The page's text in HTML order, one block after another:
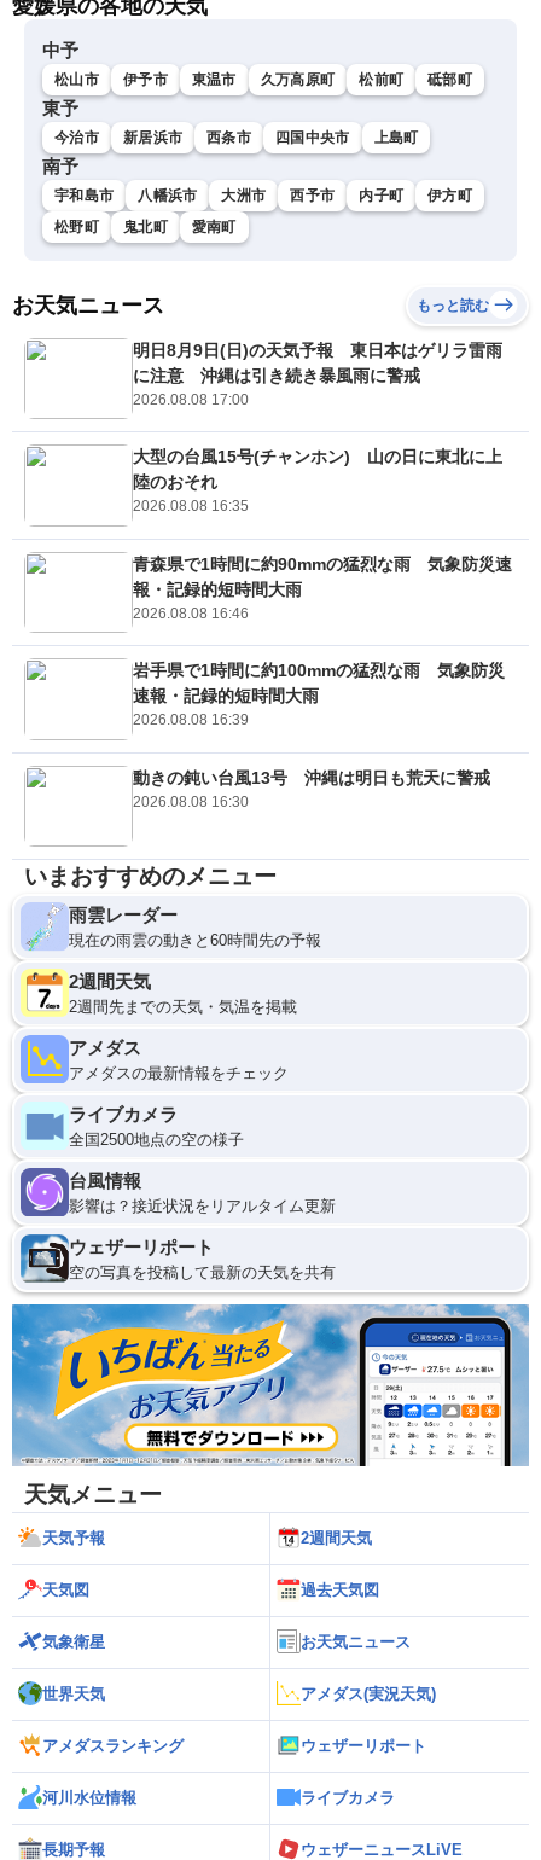
愛媛県の各地の天気
中予
松山市 伊予市 東温市 久万高原町 松前町 砥部町
東予
今治市 新居浜市 西条市 四国中央市 上島町
南予
宇和島市 八幡浜市 大洲市 西予市 内子町
伊方町
松野町
鬼北町 愛南町
お天気ニュース もっと読む
明日8月9日(日)の天気予報 東日本はゲリラ雷雨
に注意 沖縄は引き続き暴風雨に警戒
2026.08.08 17:00
大型の台風15号(チャンホン) 山の日に東北に上
陸のおそれ
2026.08.08 16:35
青森県で1時間に約90mmの猛烈な雨 気象防災速
報・記録的短時間大雨
2026.08.08 16:46
岩手県で1時間に約100mmの猛烈な雨 気象防災
速報・記録的短時間大雨
2026.08.08 16:39
動きの鈍い台風13号 沖縄は明日も荒天に警戒
2026.08.08 16:30
いまおすすめのメニュー
雨雲レーダー
現在の雨雲の動きと60時間先の予報
2週間天気
2週間先までの天気・気温を掲載
アメダス
アメダスの最新情報をチェック
ライブカメラ
全国2500地点の空の様子
台風情報
影響は？接近状況をリアルタイム更新
ウェザーリポート
空の写真を投稿して最新の天気を共有
天気メニュー
天気予報 2週間天気
天気図 過去天気図
気象衛星 お天気ニュース
世界天気 アメダス(実況天気)
アメダスランキング ウェザーリポート
河川水位情報 ライブカメラ
長期予報 ウェザーニュースLiVE